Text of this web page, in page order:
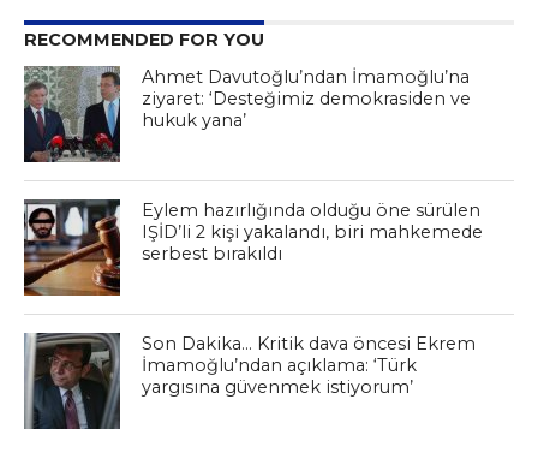
RECOMMENDED FOR YOU
Ahmet Davutoğlu’ndan İmamoğlu’na
ziyaret: ‘Desteğimiz demokrasiden ve
hukuk yana’
Eylem hazırlığında olduğu öne sürülen
IŞİD’li 2 kişi yakalandı, biri mahkemede
serbest bırakıldı
Son Dakika… Kritik dava öncesi Ekrem
İmamoğlu’ndan açıklama: ‘Türk
yargısına güvenmek istiyorum’